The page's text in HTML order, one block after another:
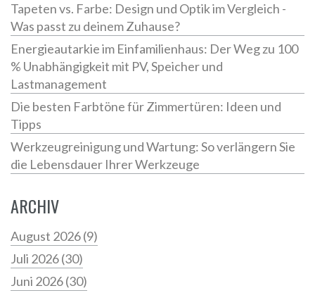
Tapeten vs. Farbe: Design und Optik im Vergleich -
Was passt zu deinem Zuhause?
Energieautarkie im Einfamilienhaus: Der Weg zu 100
% Unabhängigkeit mit PV, Speicher und
Lastmanagement
Die besten Farbtöne für Zimmertüren: Ideen und
Tipps
Werkzeugreinigung und Wartung: So verlängern Sie
die Lebensdauer Ihrer Werkzeuge
ARCHIV
August 2026(9)
Juli 2026(30)
Juni 2026(30)